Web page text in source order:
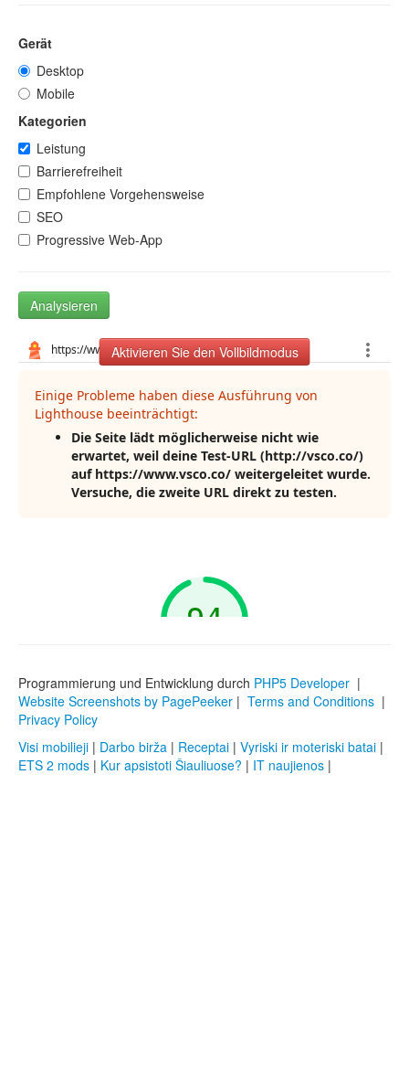
Gerät
Desktop
Mobile
Kategorien
Leistung
Barrierefreiheit
Empfohlene Vorgehensweise
SEO
Progressive Web-App
Analysieren
Aktivieren Sie den Vollbildmodus
Programmierung und Entwicklung durch PHP5 Developer |
Website Screenshots by PagePeeker | Terms and Conditions |
Privacy Policy
Visi mobilieji | Darbo birža | Receptai | Vyriski ir moteriski batai |
ETS 2 mods | Kur apsistoti Šiauliuose? | IT naujienos |